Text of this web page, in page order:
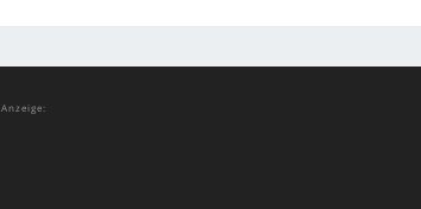
Anzeige: